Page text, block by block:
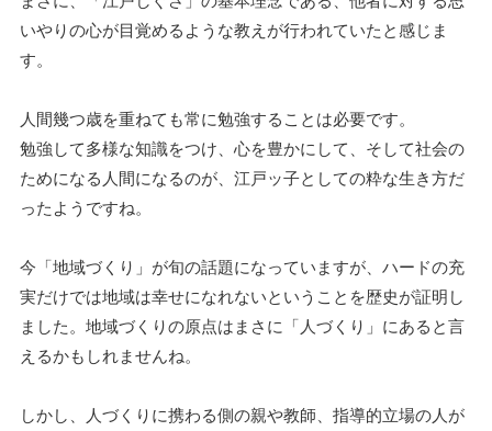
いやりの心が目覚めるような教えが行われていたと感じま
す。
人間幾つ歳を重ねても常に勉強することは必要です。
勉強して多様な知識をつけ、心を豊かにして、そして社会の
ためになる人間になるのが、江戸ッ子としての粋な生き方だ
ったようですね。
今「地域づくり」が旬の話題になっていますが、ハードの充
実だけでは地域は幸せになれないということを歴史が証明し
ました。地域づくりの原点はまさに「人づくり」にあると言
えるかもしれませんね。
しかし、人づくりに携わる側の親や教師、指導的立場の人が